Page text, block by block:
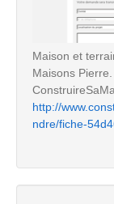
Maison et
Maisons
http://
ndre/fiche-